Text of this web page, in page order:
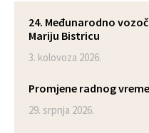
24. Međunarodno vozočašće konjskih zaprega u
Mariju Bistricu
3. kolovoza 2026.
Promjene radnog
29. srpnja 2026.